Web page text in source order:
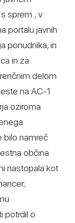
sprem.; v
portalu javnih
ponudnika, in
in za
delom
na AC-1
oziroma
bilo namreč
občina
nastopala kot
potrdil o